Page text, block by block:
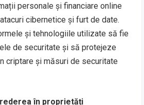
personale și financiare online
cibernetice și furt de date.
și tehnologiile utilizate să fie
de securitate și să protejeze
criptare și măsuri de securitate
în proprietăți